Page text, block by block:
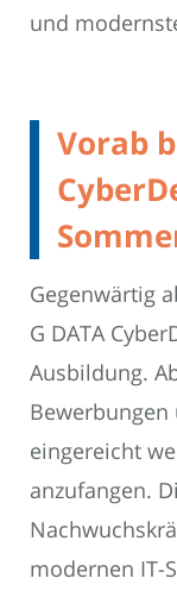
und
Vorab
Gegenwärtig
G DATA
Ausbildung.
eingereicht
anzufangen.
modernen IT-